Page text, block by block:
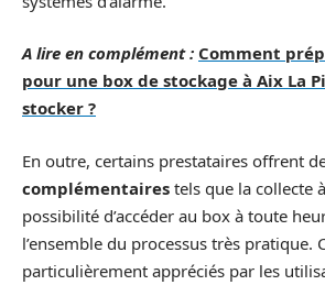
A lire en complément : Comment
pour une box de stockage à Aix La
stocker ?
En outre, certains prestataires offrent
complémentaires tels que la collecte
possibilité d’accéder au box à toute
l’ensemble du processus très pratique.
particulièrement appréciés par les